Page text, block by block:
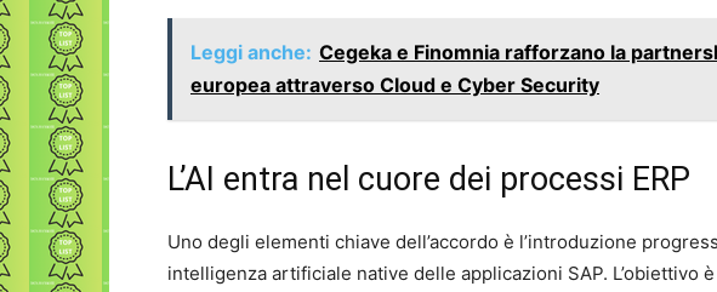
Leggi anche: Cegeka e Finomnia rafforzano la
europea attraverso Cloud e Cyber Security
L’AI entra nel cuore dei processi ERP
Uno degli elementi chiave dell’accordo è l’introduzione
intelligenza artificiale native delle applicazioni SAP. L’obiettivo